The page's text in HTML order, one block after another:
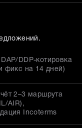
DAP/DDP-котировка
фикс на 14 дней)
2–3 маршрута
AIR),
Incoterms